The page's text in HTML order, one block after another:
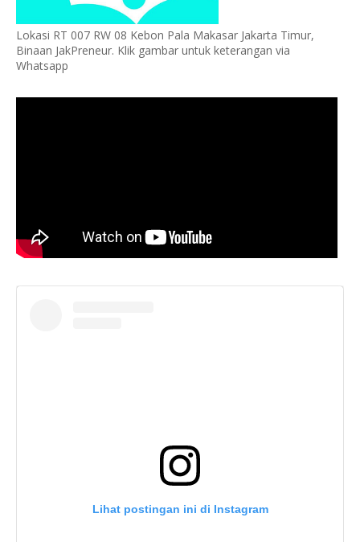
Lokasi RT 007 RW 08 Kebon Pala Makasar Jakarta Timur,
Binaan JakPreneur. Klik gambar untuk keterangan via
Whatsapp
Lihat postingan ini di Instagram